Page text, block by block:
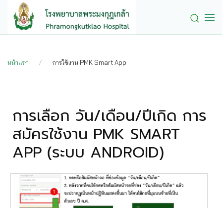
Skip to main content
หน้าแรก การใช้งาน PMK Smart App
การเลือก วัน/เดือน/ปีเกิด การ
สมัครใช้งาน PMK SMART
APP (ระบบ ANDROID)